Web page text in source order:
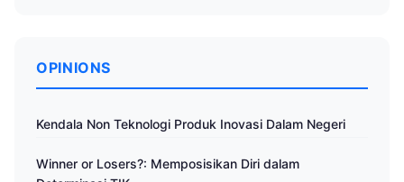
OPINIONS
Kendala Non Teknologi Produk Inovasi Dalam Negeri
Winner or Losers?: Memposisikan Diri dalam